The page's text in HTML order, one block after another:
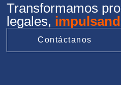
Transformamos
legales,
Contáctanos